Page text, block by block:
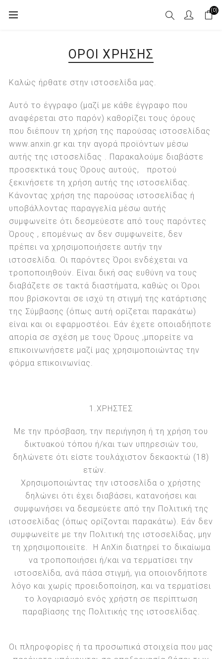
(0)
ΌΡΟΙ ΧΡΉΣΗΣ
Καλώς ήρθατε στην ιστοσελίδα μας.
Αυτό το έγγραφο (μαζί με κάθε έγγραφο που
αναφέρεται στο παρόν) καθορίζει τους όρους
που διέπουν τη χρήση της παρούσας ιστοσελίδας
www.anxin.gr και την αγορά προϊόντων μέσω
αυτής της ιστοσελίδας . Παρακαλούμε διαβάστε
προσεκτικά τους Όρους αυτούς, προτού
ξεκινήσετε τη χρήση αυτής της ιστοσελίδας.
Κάνοντας χρήση της παρούσας ιστοσελίδας ή
υποβάλλοντας παραγγελία μέσω αυτής
συμφωνείτε ότι δεσμεύεστε από τους παρόντες
Όρους , επομένως αν δεν συμφωνείτε, δεν
πρέπει να χρησιμοποιήσετε αυτήν την
ιστοσελίδα. Οι παρόντες Όροι ενδέχεται να
τροποποιηθούν. Είναι δική σας ευθύνη να τους
διαβάζετε σε τακτά διαστήματα, καθώς οι Όροι
που βρίσκονται σε ισχύ τη στιγμή της κατάρτισης
της Σύμβασης (όπως αυτή ορίζεται παρακάτω)
είναι και οι εφαρμοστέοι. Εάν έχετε οποιαδήποτε
απορία σε σχέση με τους Όρους ,μπορείτε να
επικοινωνήσετε μαζί μας χρησιμοποιώντας την
φόρμα επικοινωνίας.
1.ΧΡΗΣΤΕΣ
Με την πρόσβαση, την περιήγηση ή τη χρήση του
δικτυακού τόπου ή/και των υπηρεσιών του,
δηλώνετε ότι είστε τουλάχιστον δεκαοκτώ (18)
ετών.
Χρησιμοποιώντας την ιστοσελίδα ο χρήστης
δηλώνει ότι έχει διαβάσει, κατανοήσει και
συμφωνήσει να δεσμεύετε από την Πολιτική της
ιστοσελίδας (όπως ορίζονται παρακάτω). Εάν δεν
συμφωνείτε με την Πολιτική της ιστοσελίδας, μην
τη χρησιμοποιείτε. Η AnXin διατηρεί το δικαίωμα
να τροποποιήσει ή/και να τερματίσει την
ιστοσελίδα, ανά πάσα στιγμή, για οποιονδήποτε
λόγο και χωρίς προειδοποίηση, και να τερματίσει
το λογαριασμό ενός χρήστη σε περίπτωση
παραβίασης της Πολιτικής της ιστοσελίδας.
Οι πληροφορίες ή τα προσωπικά στοιχεία που μας